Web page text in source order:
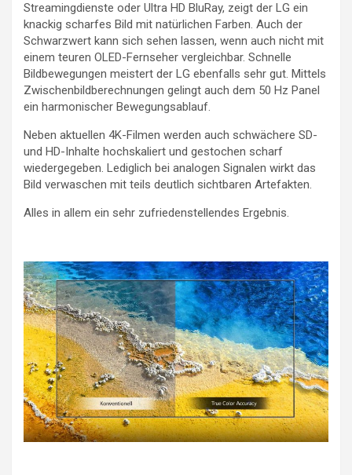
Streamingdienste oder Ultra HD BluRay, zeigt der LG ein
knackig scharfes Bild mit natürlichen Farben. Auch der
Schwarzwert kann sich sehen lassen, wenn auch nicht mit
einem teuren OLED-Fernseher vergleichbar. Schnelle
Bildbewegungen meistert der LG ebenfalls sehr gut. Mittels
Zwischenbildberechnungen gelingt auch dem 50 Hz Panel
ein harmonischer Bewegungsablauf.
Neben aktuellen 4K-Filmen werden auch schwächere SD-
und HD-Inhalte hochskaliert und gestochen scharf
wiedergegeben. Lediglich bei analogen Signalen wirkt das
Bild verwaschen mit teils deutlich sichtbaren Artefakten.
Alles in allem ein sehr zufriedenstellendes Ergebnis.